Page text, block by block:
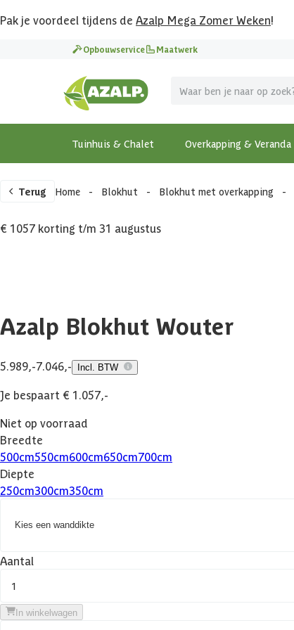
Pak je voordeel tijdens de Azalp Mega Zomer Weken!
Opbouwservice Maatwerk
Tuinhuis & Chalet Overkapping & Veranda
Terug Home - Blokhut - Blokhut met overkapping -
€ 1057 korting t/m 31 augustus
Azalp Blokhut Wouter
5.989,-7.046,- Incl. BTW
Je bespaart € 1.057,-
Niet op voorraad
Breedte
500cm550cm600cm650cm700cm
Diepte
250cm300cm350cm
Kies een wanddikte
Aantal
1
In winkelwagen